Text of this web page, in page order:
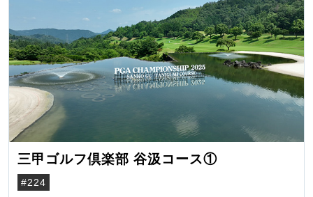
三甲ゴルフ倶楽部 谷汲コース①
#224